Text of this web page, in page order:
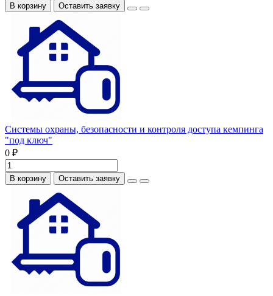
В корзину Оставить заявку
Системы охраны, безопасности и контроля доступа кемпинга
"под ключ"
0 ₽
В корзину Оставить заявку